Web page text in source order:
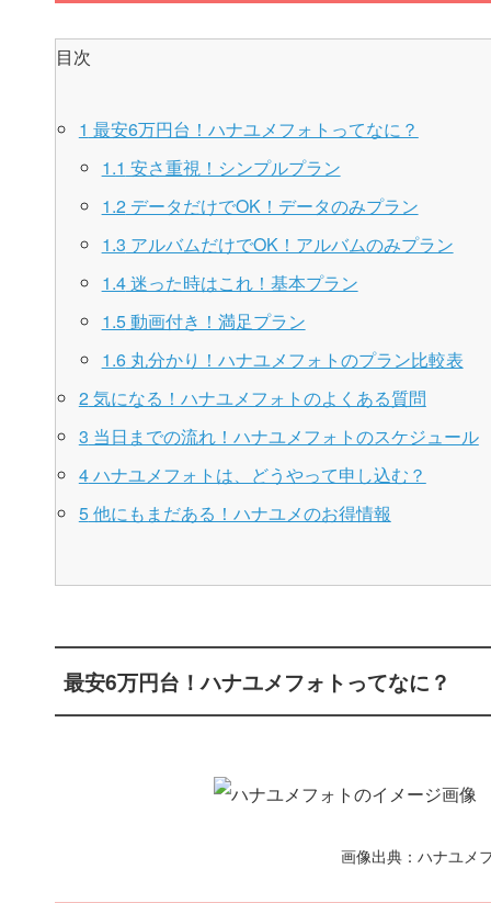
目次
1 最安6万円台！ハナユメフォトってなに？
1.1 安さ重視！シンプルプラン
1.2データだけでOK！データのみプラン
1.3 アルバムだけでOK！アルバムのみプラン
1.4迷った時はこれ！基本プラン
1.5動画付き！満足プラン
1.6丸分かり！ハナユメフォトのプラン比較表
2気になる！ハナユメフォトのよくある質問
3 当日までの流れ！ハナユメフォトのスケジュール
4ハナユメフォトは、どうやって申し込む？
5他にもまだある！ハナユメのお得情報
最安6万円台！ハナユメフォトってなに？
画像出典：ハナユメ